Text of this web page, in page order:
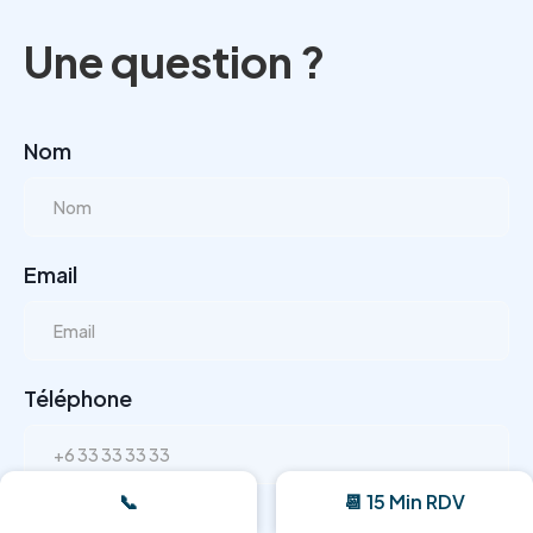
Une question ?
Nom
Email
Téléphone
📞 📆 15 Min RDV